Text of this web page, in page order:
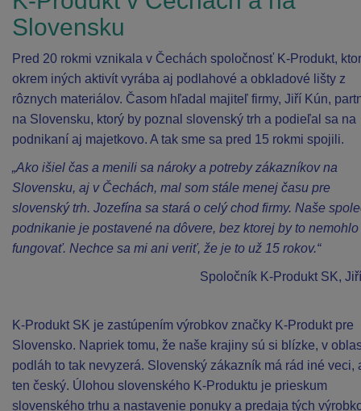
Slovensku
Pred 20 rokmi vznikala v Čechách spoločnosť K-Produkt,
okrem iných aktivít vyrába aj podlahové a obkladové lišty z
rôznych materiálov. Časom hľadal majiteľ firmy, Jiří Kún,
na Slovensku, ktorý by poznal slovenský trh a podieľal sa na
podnikaní aj majetkovo. A tak sme sa pred 15 rokmi spojili.
„Ako išiel čas a menili sa nároky a potreby zákazníkov na
Slovensku, aj v Čechách, mal som stále menej času pre
slovenský trh. Jozefína sa stará o celý chod firmy. Naše
podnikanie je postavené na dôvere, bez ktorej by to nemohlo
fungovať. Nechce sa mi ani veriť, že je to už 15 rokov.“
Spoločník K-Produkt SK,
K-Produkt SK je zastúpením výrobkov značky K-Produkt pre
Slovensko. Napriek tomu, že naše krajiny sú si blízke, v
podláh to tak nevyzerá. Slovenský zákazník má rád iné veci,
ten český. Úlohou slovenského K-Produktu je prieskum
slovenského trhu a nastavenie ponuky a predaja tých